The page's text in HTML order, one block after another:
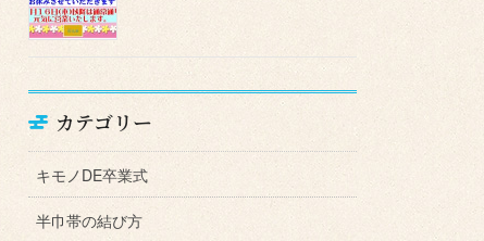
カテゴリー
キモノDE卒業式
半巾帯の結び方